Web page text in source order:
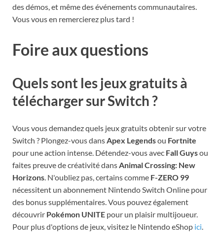
des démos, et même des événements communautaires.
Vous vous en remercierez plus tard !
Foire aux questions
Quels sont les jeux gratuits à
télécharger sur Switch ?
Vous vous demandez quels jeux gratuits obtenir sur votre
Switch ? Plongez-vous dansApex Legendsou Fortnite
pour une action intense. Détendez-vous avec Fall Guysou
faites preuve de créativité dansAnimal Crossing: New
Horizons. N'oubliez pas, certains comme F-ZERO 99
nécessitent un abonnement Nintendo Switch Online pour
des bonus supplémentaires. Vous pouvez également
découvrir Pokémon UNITE pour un plaisir multijoueur.
Pour plus d'options de jeux, visitez le Nintendo eShop ici.